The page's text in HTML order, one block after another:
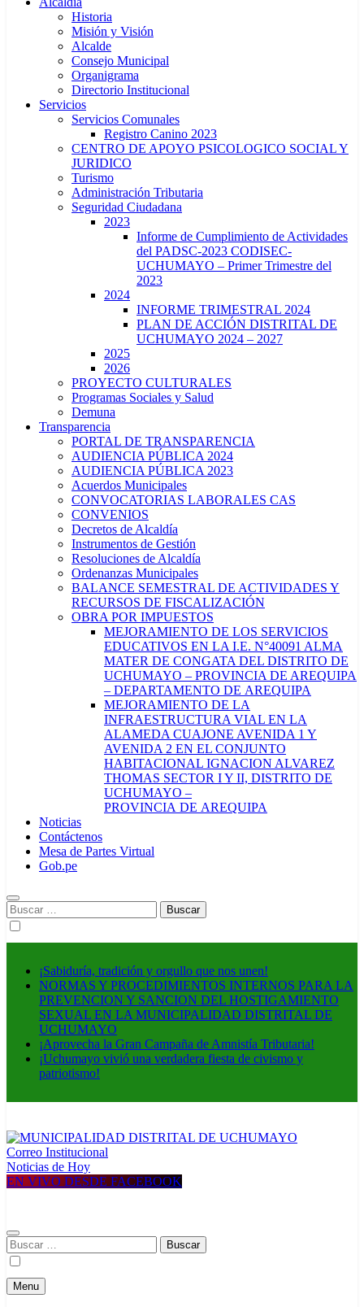
Historia
Misión y Visión
Alcalde
Consejo Municipal
Organigrama
Directorio Institucional
Servicios
Servicios Comunales
Registro Canino 2023
CENTRO DE APOYO PSICOLOGICO SOCIAL Y
JURIDICO
Turismo
Administración Tributaria
Seguridad Ciudadana
2023
Informe de Cumplimiento de Actividades
del PADSC-2023 CODISEC-
UCHUMAYO – Primer Trimestre del
2023
2024
INFORME TRIMESTRAL 2024
PLAN DE ACCIÓN DISTRITAL DE
UCHUMAYO 2024 – 2027
2025
2026
PROYECTO CULTURALES
Programas Sociales y Salud
Demuna
Transparencia
PORTAL DE TRANSPARENCIA
AUDIENCIA PÚBLICA 2024
AUDIENCIA PÚBLICA 2023
Acuerdos Municipales
CONVOCATORIAS LABORALES CAS
CONVENIOS
Decretos de Alcaldía
Instrumentos de Gestión
Resoluciones de Alcaldía
Ordenanzas Municipales
BALANCE SEMESTRAL DE ACTIVIDADES Y
RECURSOS DE FISCALIZACIÓN
OBRA POR IMPUESTOS
MEJORAMIENTO DE LOS SERVICIOS
EDUCATIVOS EN LA I.E. N°40091 ALMA
MATER DE CONGATA DEL DISTRITO DE
UCHUMAYO – PROVINCIA DE AREQUIPA
– DEPARTAMENTO DE AREQUIPA
MEJORAMIENTO DE LA
INFRAESTRUCTURA VIAL EN LA
ALAMEDA CUAJONE AVENIDA 1 Y
AVENIDA 2 EN EL CONJUNTO
HABITACIONAL IGNACION ALVAREZ
THOMAS SECTOR I Y II, DISTRITO DE
UCHUMAYO –
PROVINCIA DE AREQUIPA
Noticias
Contáctenos
Mesa de Partes Virtual
Gob.pe
Buscar:
¡Sabiduría, tradición y orgullo que nos unen!
NORMAS Y PROCEDIMIENTOS INTERNOS PARA LA
PREVENCION Y SANCION DEL HOSTIGAMIENTO
SEXUAL EN LA MUNICIPALIDAD DISTRITAL DE
UCHUMAYO
¡Aprovecha la Gran Campaña de Amnistía Tributaria!
¡Uchumayo vivió una verdadera fiesta de civismo y
patriotismo!
MUNICIPALIDAD DISTRITAL DE UCHUMAYO
Construyendo una nueva Historia
Correo Institucional
Noticias de Hoy
EN VIVO DESDE FACEBOOK
Buscar:
Menu